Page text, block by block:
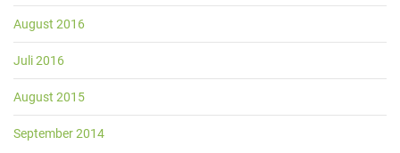
August 2016
Juli 2016
August 2015
September 2014